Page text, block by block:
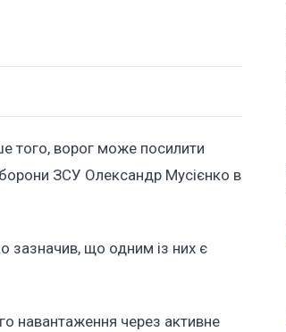
того, ворог може посилити
ЗСУ Олександр Мусієнко в
зазначив, що одним із них є
навантаження через активне